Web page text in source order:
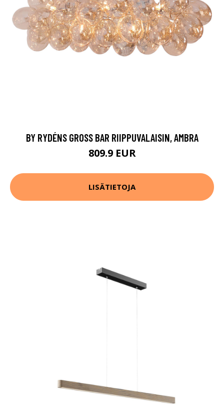
BY RYDÉNS GROSS BAR RIIPPUVALAISIN, AMBRA
809.9 EUR
LISÄTIETOJA